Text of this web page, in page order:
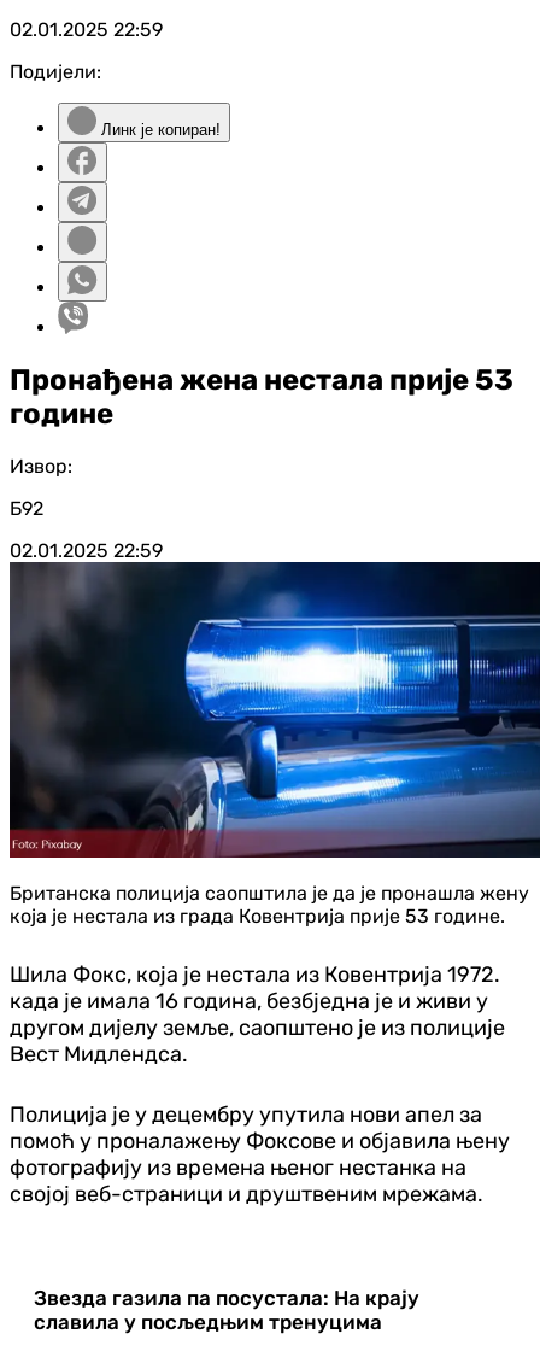
02.01.2025 22:59
Подијели:
Линк је копиран!
Пронађена жена нестала прије 53
године
Извор:
Б92
02.01.2025 22:59
Британска полиција саопштила је да је пронашла жену
која је нестала из града Ковентрија прије 53 године.
Шила Фокс, која је нестала из Ковентрија 1972.
када је имала 16 година, безбједна је и живи у
другом дијелу земље, саопштено је из полиције
Вест Мидлендса.
Полиција је у децембру упутила нови апел за
помоћ у проналажењу Фоксове и објавила њену
фотографију из времена њеног нестанка на
својој веб-страници и друштвеним мрежама.
Звезда газила па посустала: На крају
славила у посљедњим тренуцима